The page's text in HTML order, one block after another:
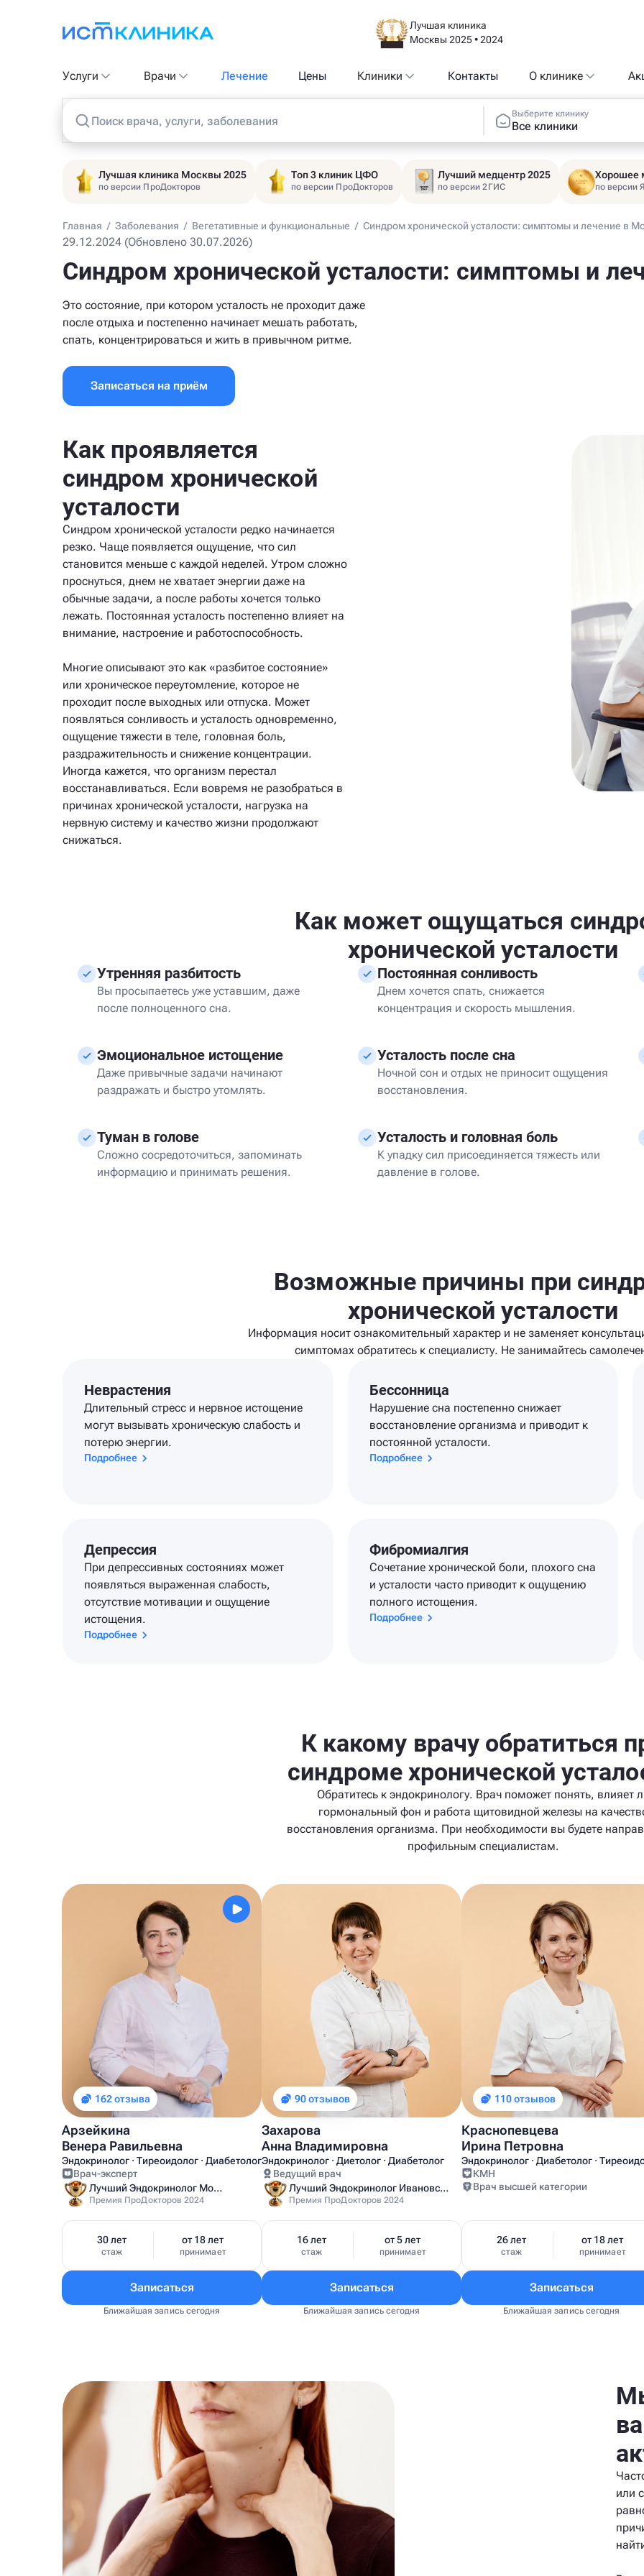
Лучшая клиника
Москвы 2025 • 2024
Услуги Врачи Лечение Цены Клиники Контакты О клинике
Поиск врача, услуги, заболевания
Выберите клинику
Все клиники
Лучшая клиника Москвы 2025
по версии ПроДокторов
Топ 3 клиник ЦФО
по версии ПроДокторов
Лучший медцентр 2025
по версии 2ГИС
Хорошее
по версии
Главная / Заболевания / Вегетативные и функциональные / Синдром хронической усталости: симптомы и лечение в
29.12.2024 (Обновлено 30.07.2026)
Синдром хронической усталости: симптомы и
Это состояние, при котором усталость не проходит даже
после отдыха и постепенно начинает мешать работать,
спать, концентрироваться и жить в привычном ритме.
Записаться на приём
Как проявляется
синдром хронической
усталости
Синдром хронической усталости редко начинается
резко. Чаще появляется ощущение, что сил
становится меньше с каждой неделей. Утром сложно
проснуться, днем не хватает энергии даже на
обычные задачи, а после работы хочется только
лежать. Постоянная усталость постепенно влияет на
внимание, настроение и работоспособность.
Многие описывают это как «разбитое состояние»
или хроническое переутомление, которое не
проходит после выходных или отпуска. Может
появляться сонливость и усталость одновременно,
ощущение тяжести в теле, головная боль,
раздражительность и снижение концентрации.
Иногда кажется, что организм перестал
восстанавливаться. Если вовремя не разобраться в
причинах хронической усталости, нагрузка на
нервную систему и качество жизни продолжают
снижаться.
Как может ощущаться
хронической усталости
Утренняя разбитость
Вы просыпаетесь уже уставшим, даже
после полноценного сна.
Постоянная сонливость
Днем хочется спать, снижается
концентрация и скорость мышления.
Эмоциональное истощение
Даже привычные задачи начинают
раздражать и быстро утомлять.
Усталость после сна
Ночной сон и отдых не приносит ощущения
восстановления.
Туман в голове
Сложно сосредоточиться, запоминать
информацию и принимать решения.
Усталость и головная боль
К упадку сил присоединяется тяжесть или
давление в голове.
Возможные причины при
хронической усталости
Информация носит ознакомительный характер и не заменяет
симптомах обратитесь к специалисту. Не занимайтесь
Неврастения
Длительный стресс и нервное истощение
могут вызывать хроническую слабость и
потерю энергии.
Подробнее
Бессонница
Нарушение сна постепенно снижает
восстановление организма и приводит к
постоянной усталости.
Подробнее
Депрессия
При депрессивных состояниях может
появляться выраженная слабость,
отсутствие мотивации и ощущение
истощения.
Подробнее
Фибромиалгия
Сочетание хронической боли, плохого сна
и усталости часто приводит к ощущению
полного истощения.
Подробнее
К какому врачу обратиться
синдроме хронической
Обратитесь к эндокринологу. Врач поможет понять, влияет
гормональный фон и работа щитовидной железы на
восстановления организма. При необходимости вы будете
профильным специалистам.
162 отзыва
Арзейкина
Венера Равильевна
Эндокринолог · Тиреоидолог · Диабетолог
Врач-эксперт
Лучший Эндокринолог Москвы
Премия ПроДокторов 2024
30 лет
стаж
от 18 лет
принимает
Записаться
Ближайшая запись сегодня
90 отзывов
Захарова
Анна Владимировна
Эндокринолог · Диетолог · Диабетолог
Ведущий врач
Лучший Эндокринолог Ивановской области
Премия ПроДокторов 2024
16 лет
стаж
от 5 лет
принимает
Записаться
Ближайшая запись сегодня
110 отзывов
Краснопевцева
Ирина Петровна
Эндокринолог · Диабетолог ·
КМН
Врач высшей категории
26 лет
стаж
от 18 лет
принимает
Записаться
Ближайшая запись сегодня
или